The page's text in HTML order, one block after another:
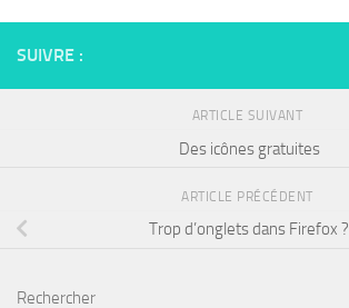
SUIVRE :
ARTICLE SUIVANT
Des icônes gratuites
ARTICLE PRÉCÉDENT
Trop d’onglets dans Firefox ?
Rechercher